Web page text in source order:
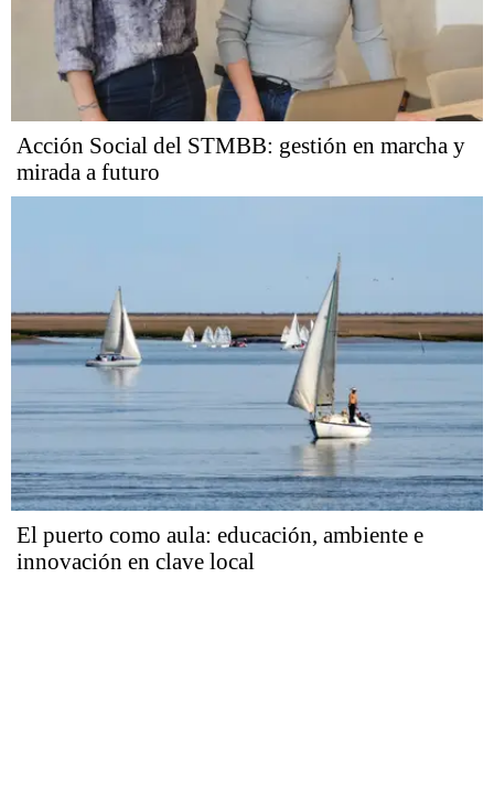
Acción Social del STMBB: gestión en marcha y
mirada a futuro
El puerto como aula: educación, ambiente e
innovación en clave local